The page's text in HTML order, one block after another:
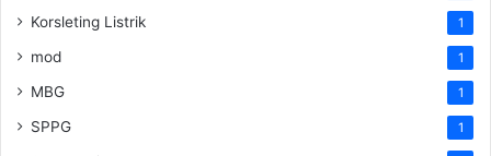
Korsleting Listrik 1
mod 1
MBG 1
SPPG 1